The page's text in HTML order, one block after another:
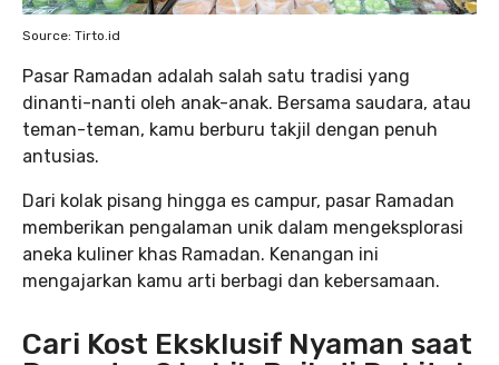
Source: Tirto.id
Pasar Ramadan adalah salah satu tradisi yang
dinanti-nanti oleh anak-anak. Bersama saudara, atau
teman-teman, kamu berburu takjil dengan penuh
antusias.
Dari kolak pisang hingga es campur, pasar Ramadan
memberikan pengalaman unik dalam mengeksplorasi
aneka kuliner khas Ramadan. Kenangan ini
mengajarkan kamu arti berbagi dan kebersamaan.
Cari Kost Eksklusif Nyaman saat